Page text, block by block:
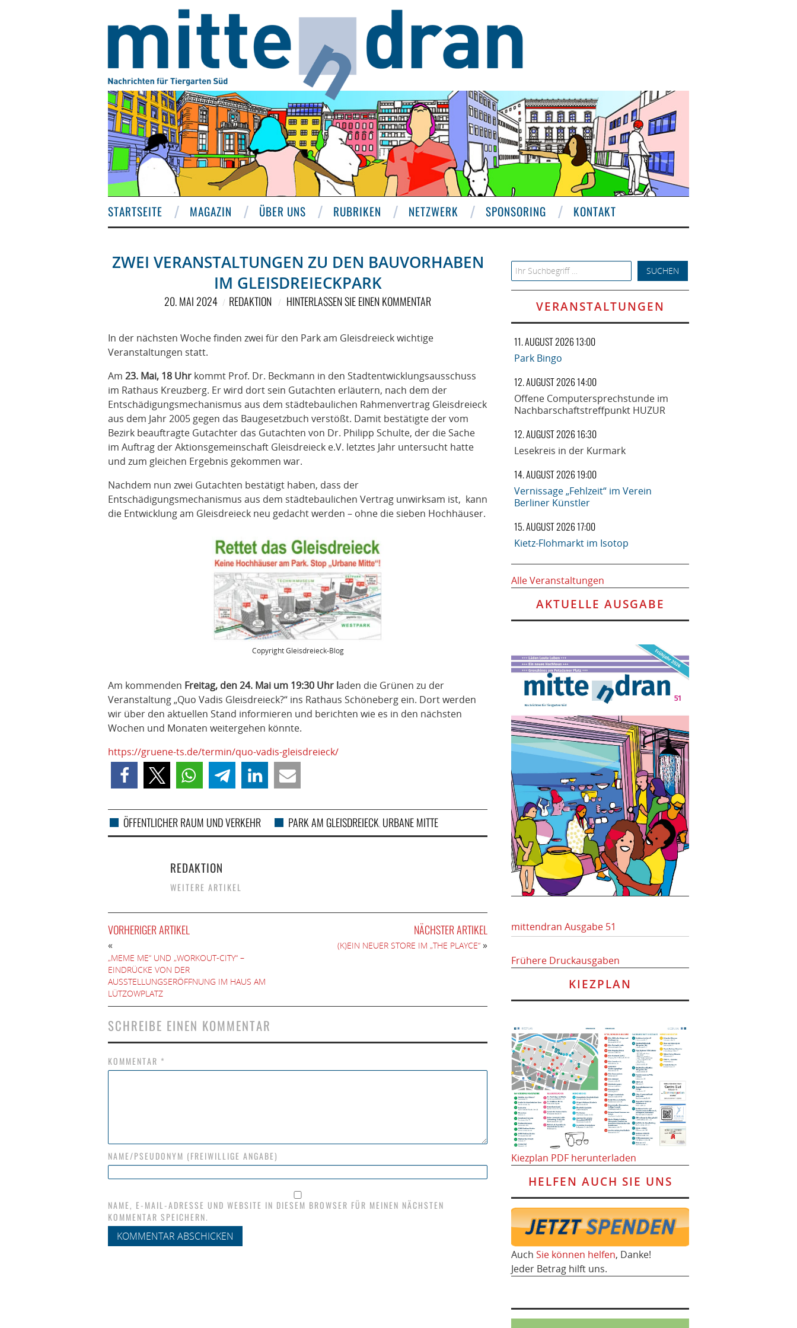
STARTSEITE MAGAZIN ÜBER UNS RUBRIKEN NETZWERK SPONSORING KONTAKT
ZWEI VERANSTALTUNGEN ZU DEN BAUVORHABEN
IM GLEISDREIECKPARK
20. MAI 2024 REDAKTION HINTERLASSEN SIE EINEN KOMMENTAR
In der nächsten Woche finden zwei für den Park am Gleisdreieck wichtige
Veranstaltungen statt.
Am 23. Mai, 18 Uhr kommt Prof. Dr. Beckmann in den Stadtentwicklungsausschuss
im Rathaus Kreuzberg. Er wird dort sein Gutachten erläutern, nach dem der
Entschädigungsmechanismus aus dem städtebaulichen Rahmenvertrag Gleisdreieck
aus dem Jahr 2005 gegen das Baugesetzbuch verstößt. Damit bestätigte der vom
Bezirk beauftragte Gutachter das Gutachten von Dr. Philipp Schulte, der die Sache
im Auftrag der Aktionsgemeinschaft Gleisdreieck e.V. letztes Jahr untersucht hatte
und zum gleichen Ergebnis gekommen war.
Nachdem nun zwei Gutachten bestätigt haben, dass der
Entschädigungsmechanismus aus dem städtebaulichen Vertrag unwirksam ist, kann
die Entwicklung am Gleisdreieck neu gedacht werden – ohne die sieben Hochhäuser.
Copyright Gleisdreieck-Blog
Am kommenden Freitag, den 24. Mai um 19:30 Uhr laden die Grünen zu der
Veranstaltung „Quo Vadis Gleisdreieck?“ ins Rathaus Schöneberg ein. Dort werden
wir über den aktuellen Stand informieren und berichten wie es in den nächsten
Wochen und Monaten weitergehen könnte.
https://gruene-ts.de/termin/quo-vadis-gleisdreieck/
ÖFFENTLICHER RAUM UND VERKEHR PARK AM GLEISDREIECK, URBANE MITTE
REDAKTION
WEITERE ARTIKEL
VORHERIGER ARTIKEL
«
„MEME ME“ UND „WORKOUT-CITY“ –
EINDRÜCKE VON DER
AUSSTELLUNGSERÖFFNUNG IM HAUS AM
LÜTZOWPLATZ
NÄCHSTER ARTIKEL
(K)EIN NEUER STORE IM „THE PLAYCE“ »
SCHREIBE EINEN KOMMENTAR
KOMMENTAR *
NAME/PSEUDONYM (FREIWILLIGE ANGABE)
NAME, E-MAIL-ADRESSE UND WEBSITE IN DIESEM BROWSER FÜR MEINEN NÄCHSTEN
KOMMENTAR SPEICHERN.
Search for:
VERANSTALTUNGEN
11. AUGUST 2026 13:00
Park Bingo
12. AUGUST 2026 14:00
Offene Computersprechstunde im
Nachbarschaftstreffpunkt HUZUR
12. AUGUST 2026 16:30
Lesekreis in der Kurmark
14. AUGUST 2026 19:00
Vernissage „Fehlzeit“ im Verein
Berliner Künstler
15. AUGUST 2026 17:00
Kietz-Flohmarkt im Isotop
Alle Veranstaltungen
AKTUELLE AUSGABE
mittendran Ausgabe 51
Frühere Druckausgaben
KIEZPLAN
Kiezplan PDF herunterladen
HELFEN AUCH SIE UNS
Auch Sie können helfen, Danke!
Jeder Betrag hilft uns.